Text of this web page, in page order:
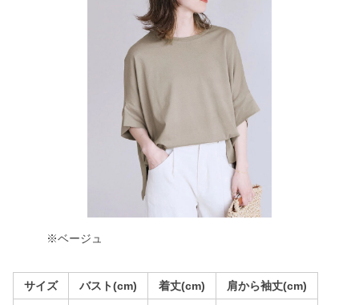
※ベージュ
サイズ バスト(cm) 着丈(cm) 肩から袖丈(cm)